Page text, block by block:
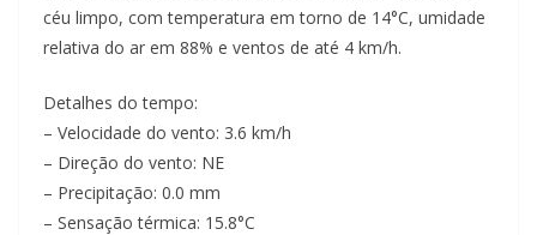
céu limpo, com temperatura em torno de 14°C, umidade
relativa do ar em 88% e ventos de até 4 km/h.
Detalhes do tempo:
– Velocidade do vento: 3.6 km/h
– Direção do vento: NE
– Precipitação: 0.0 mm
– Sensação térmica: 15.8°C